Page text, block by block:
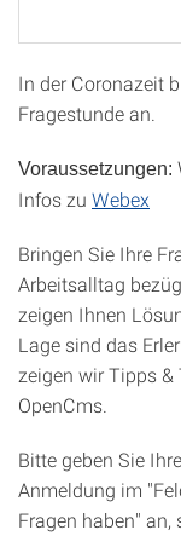
In der Coronazeit
Fragestunde an.
Voraussetzungen:
Infos zu Webex
Bringen Sie Ihre
Arbeitsalltag
zeigen Ihnen
Lage sind das
zeigen wir Tipps
OpenCms.
Bitte geben Sie
Anmeldung im
Fragen haben"